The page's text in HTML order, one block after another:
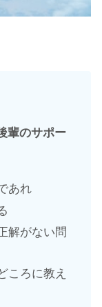
輩のサポー
あれ
解がない問
ころに教え